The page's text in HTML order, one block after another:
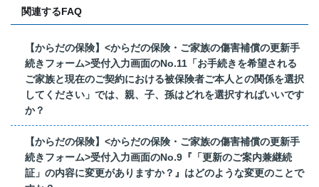
関連するFAQ
【からだの保険】<からだの保険・ご家族の傷害補償の更新手
続きフォーム>受付入力画面のNo.11「お手続きを希望される
ご家族と現在のご契約における被保険者ご本人との関係を選択
してください」では、親、子、孫はどれを選択すればいいです
か？
【からだの保険】<からだの保険・ご家族の傷害補償の更新手
続きフォーム>受付入力画面のNo.9『「更新のご案内兼継続
証」の内容に変更がありますか？』はどのような変更のことで